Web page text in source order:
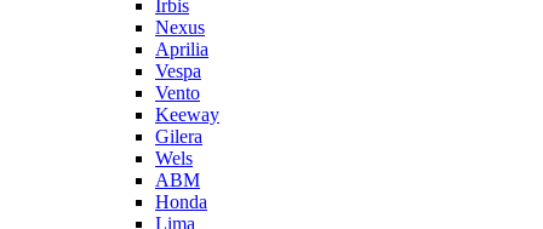
Irbis
Nexus
Aprilia
Vespa
Vento
Keeway
Gilera
Wels
ABM
Honda
Lima